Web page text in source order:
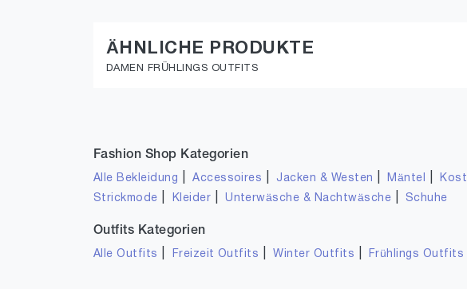
ÄHNLICHE PRODUKTE
DAMEN FRÜHLINGS OUTFITS
Fashion Shop Kategorien
Alle Bekleidung |Accessoires Jacken & Westen Mäntel
Strickmode
Kleider |Unterwäsche & Nachtwäsche Schuhe
Outfits Kategorien
Alle Outfits Freizeit Outfits |Winter Outfits Frühlings Outfits